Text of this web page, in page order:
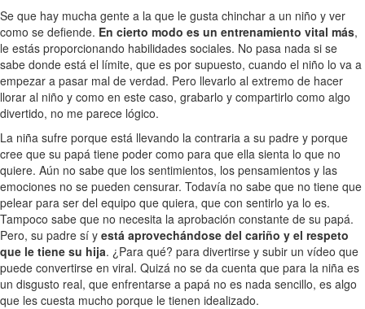
Se que hay mucha gente a la que le gusta chinchar a un niño y ver
como se defiende. En cierto modo es un entrenamiento vital más,
le estás proporcionando habilidades sociales. No pasa nada si se
sabe donde está el límite, que es por supuesto, cuando el niño lo va a
empezar a pasar mal de verdad. Pero llevarlo al extremo de hacer
llorar al niño y como en este caso, grabarlo y compartirlo como algo
divertido, no me parece lógico.
La niña sufre porque está llevando la contraria a su padre y porque
cree que su papá tiene poder como para que ella sienta lo que no
quiere. Aún no sabe que los sentimientos, los pensamientos y las
emociones no se pueden censurar. Todavía no sabe que no tiene que
pelear para ser del equipo que quiera, que con sentirlo ya lo es.
Tampoco sabe que no necesita la aprobación constante de su papá.
Pero, su padre sí y está aprovechándose del cariño y el respeto
que le tiene su hija. ¿Para qué? para divertirse y subir un vídeo que
puede convertirse en viral. Quizá no se da cuenta que para la niña es
un disgusto real, que enfrentarse a papá no es nada sencillo, es algo
que les cuesta mucho porque le tienen idealizado.